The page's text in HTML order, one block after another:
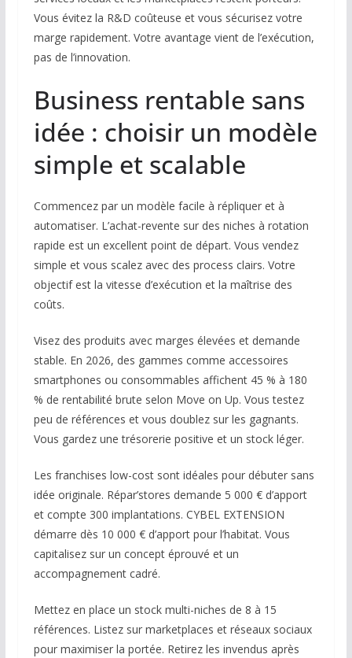
Vous évitez la R&D coûteuse et vous sécurisez votre
marge rapidement. Votre avantage vient de l’exécution,
pas de l’innovation.
Business rentable sans
idée : choisir un modèle
simple et scalable
Commencez par un modèle facile à répliquer et à
automatiser. L’achat-revente sur des niches à rotation
rapide est un excellent point de départ. Vous vendez
simple et vous scalez avec des process clairs. Votre
objectif est la vitesse d’exécution et la maîtrise des
coûts.
Visez des produits avec marges élevées et demande
stable. En 2026, des gammes comme accessoires
smartphones ou consommables affichent 45 % à 180
% de rentabilité brute selon Move on Up. Vous testez
peu de références et vous doublez sur les gagnants.
Vous gardez une trésorerie positive et un stock léger.
Les franchises low-cost sont idéales pour débuter sans
idée originale. Répar’stores demande 5 000 € d’apport
et compte 300 implantations. CYBEL EXTENSION
démarre dès 10 000 € d’apport pour l’habitat. Vous
capitalisez sur un concept éprouvé et un
accompagnement cadré.
Mettez en place un stock multi-niches de 8 à 15
références. Listez sur marketplaces et réseaux sociaux
pour maximiser la portée. Retirez les invendus après